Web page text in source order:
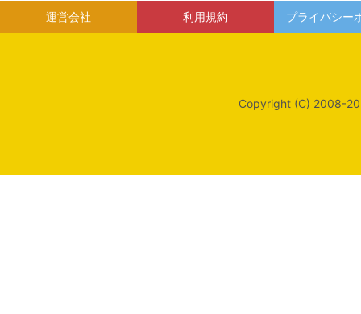
運営会社 利用規約 プライバシー
Copyright (C) 2008-